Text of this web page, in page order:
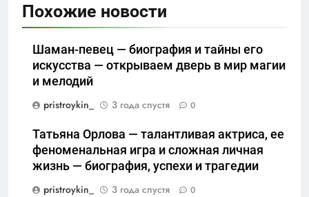
Похожие новости
Шаман-певец — биография и тайны его
искусства — открываем дверь в мир магии
и мелодий
pristroykin_
3 года спустя 0
Татьяна Орлова — талантливая актриса, ее
феноменальная игра и сложная личная
жизнь — биография, успехи и трагедии
pristroykin_
3 года спустя 0